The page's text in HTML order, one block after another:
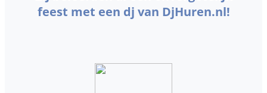
feest met een dj van DjHuren.nl!